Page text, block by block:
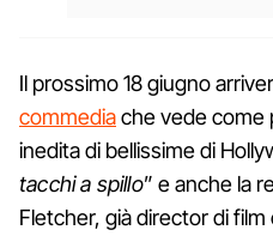
Il prossimo 18 giugno
commediache vede come
inedita di bellissime di
tacchi a spillo” e anche la
Fletcher, già director di film